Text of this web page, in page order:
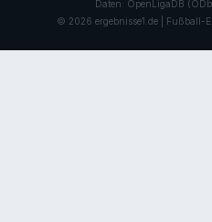
Daten: OpenLigaDB
© 2026 ergebnisse1.de | Fußball-